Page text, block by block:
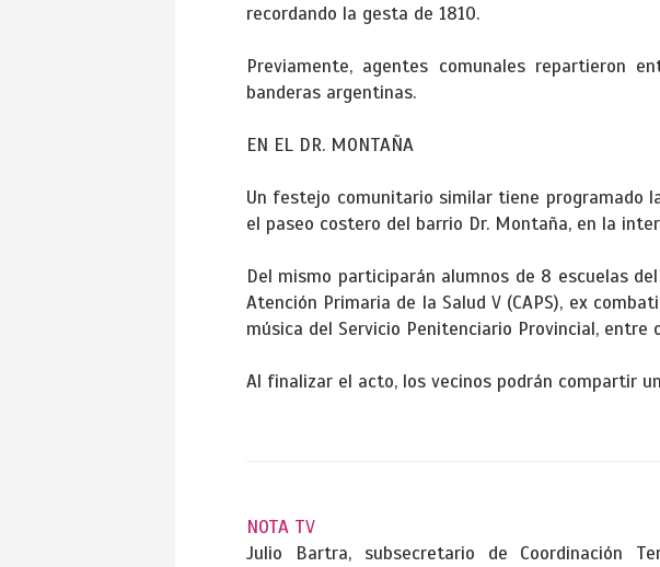
recordando la gesta de 1810.
Previamente, agentes comunales repartieron
banderas argentinas.
EN EL DR. MONTAÑA
Un festejo comunitario similar tiene programado
el paseo costero del barrio Dr. Montaña, en la
Del mismo participarán alumnos de 8 escuelas
Atención Primaria de la Salud V (CAPS), ex
música del Servicio Penitenciario Provincial, entre
Al finalizar el acto, los vecinos podrán compartir
NOTA TV
Julio Bartra, subsecretario de Coordinación